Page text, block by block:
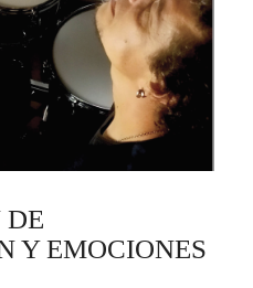
DE
Y EMOCIONES